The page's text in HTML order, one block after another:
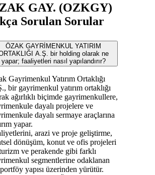
GAY. (OZKGY)
Sorulan Sorular
ÖZAK GAYRİMENKUL YATIRIM
A.Ş. bir holding olarak ne
yapar; faaliyetleri nasıl yapılandırır?
Gayrimenkul Yatırım Ortaklığı
bir gayrimenkul yatırım ortaklığı
ağırlıklı biçimde gayrimenkullere,
dayalı projelere ve
dayalı sermaye araçlarına
yapar.
arazi ve proje geliştirme,
dönüşüm, konut ve ofis projeleri
ve perakende gibi farklı
segmentlerine odaklanan
yapısı üzerinden yürütür.